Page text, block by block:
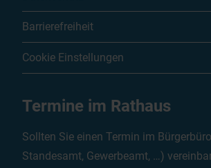
Barrierefreiheit
Cookie Einstellungen
Termine im Rathaus
Sollten Sie einen Termin im
Standesamt, Gewerbeamt, …)